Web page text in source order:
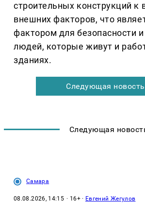
строительных конструкций к
внешних факторов, что
фактором для безопасности
людей, которые живут и
зданиях.
Следующая новость
Следующая
Самара
08.08.2026, 14:15 · 16+ · Евгений Жегулов